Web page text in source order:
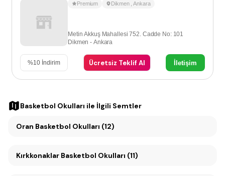
Premium Dikmen ,Ankara
Metin Akkuş Mahallesi 752. Cadde No: 101
Dikmen - Ankara
%10 İndirim Ücretsiz Teklif Al İletişim
Basketbol Okulları ile İlgili Semtler
Oran Basketbol Okulları (12)
Kırkkonaklar Basketbol Okulları (11)